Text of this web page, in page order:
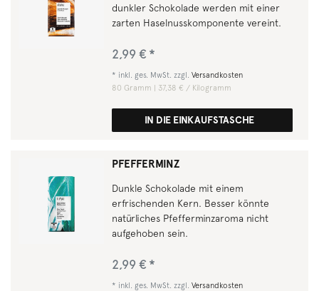
dunkler Schokolade werden mit einer
zarten Haselnusskomponente vereint.
2,99 € *
* inkl. ges. MwSt. zzgl.Versandkosten
80 Gramm | 37,38 € / Kilogramm
IN DIE EINKAUFSTASCHE
PFEFFERMINZ
Dunkle Schokolade mit einem
erfrischenden Kern. Besser könnte
natürliches Pfefferminzaroma nicht
aufgehoben sein.
2,99 € *
* inkl. ges. MwSt. zzgl.Versandkosten